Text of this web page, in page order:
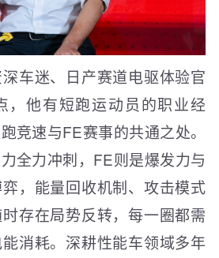
车迷、日产赛道电驱体验官
，他有短跑运动员的职业经
竞速与FE赛事的共通之处。
全力冲刺，FE则是爆发力与
，能量回收机制、攻击模式
存在局势反转，每一圈都需
消耗。深耕性能车领域多年